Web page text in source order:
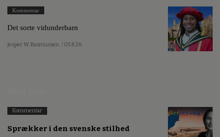
Kommentar
Det sorte vidunderbarn
Jesper W. Rasmussen / 05.8.26
Kommentar
Sprækker i den svenske stilhed